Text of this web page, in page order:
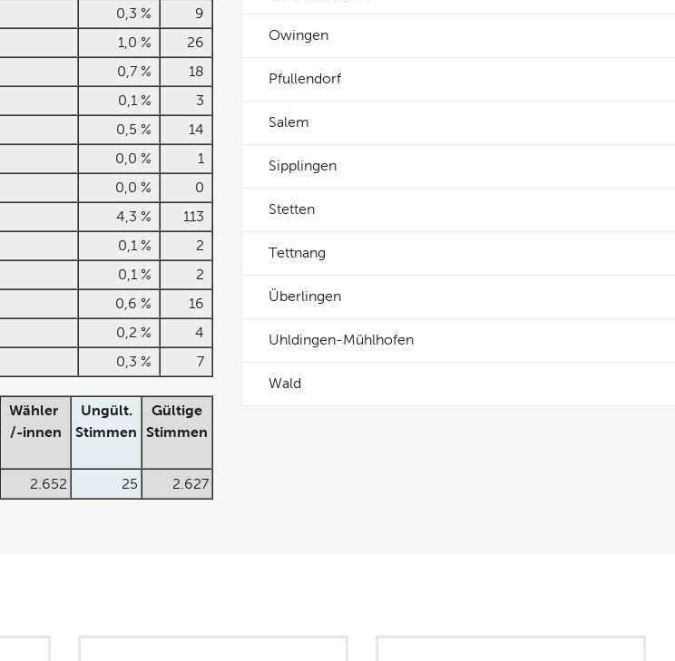
Owingen
Pfullendorf
Salem
Sipplingen
Stetten
Tettnang
Überlingen
Uhldingen-Mühlhofen
Wald
0,3 %
9
1,0 %
26
0,7 %
18
0,1 %
3
0,5 %
14
0,0 %
1
0,0 %
0
4,3 %
113
0,1 %
2
0,1 %
2
0,6 %
16
0,2 %
4
0,3 % 7
Wähler
/-innen
Ungült.
Stimmen
Gültige
Stimmen
2.652 25 2.627